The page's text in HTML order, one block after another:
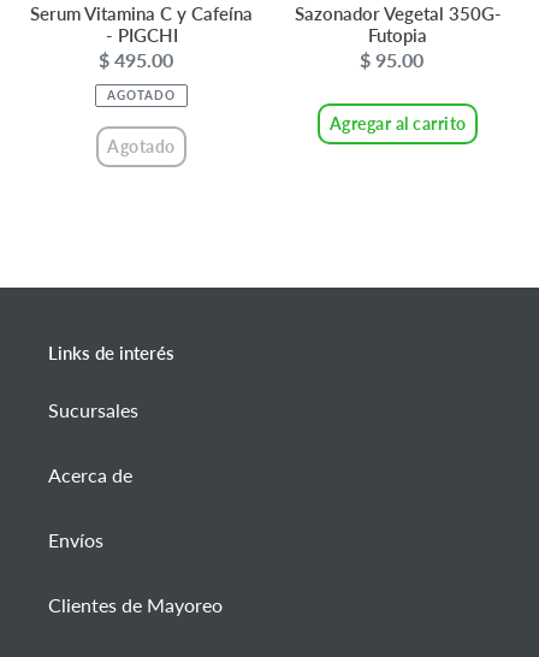
Serum Vitamina C y Cafeína
- PIGCHI
Precio
habitual
$ 495.00
AGOTADO
Agotado
Sazonador Vegetal 350G-
Futopia
Precio
$ 95.00
Agregar al carrito
Links de interés
Sucursales
Acerca de
Envíos
Clientes de Mayoreo